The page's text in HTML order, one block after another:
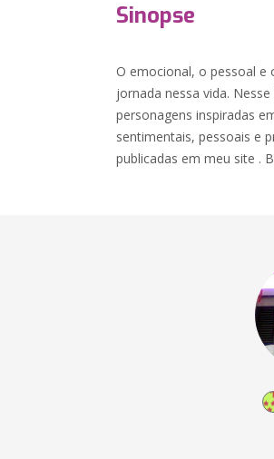
Sinopse
O emocional, o pessoal e
jornada nessa vida.
personagens inspiradas
sentimentais, pessoais e
publicadas em meu site .